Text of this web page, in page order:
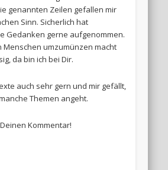
genannten Zeilen gefallen mir
Sinn. Sicherlich hat
Gedanken gerne aufgenommen.
Menschen umzumünzen macht
da bin ich bei Dir.
auch sehr gern und mir gefällt,
Themen angeht.
Kommentar!